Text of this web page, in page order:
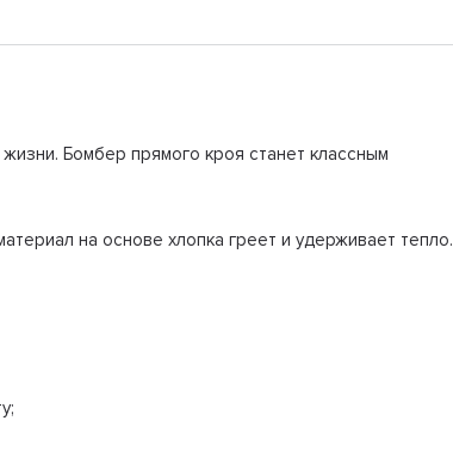
Бомбер прямого кроя станет классным
на основе хлопка греет и удерживает тепло.